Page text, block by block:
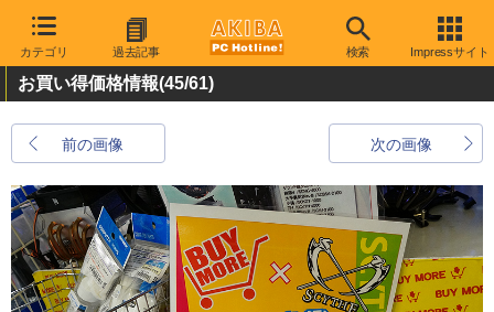
カテゴリ 過去記事 検索 Impressサイト
お買い得価格情報(45/61)
前の画像 次の画像